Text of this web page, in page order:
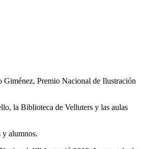
Giménez, Premio Nacional de Ilustración
la Biblioteca de Velluters y las aulas
y alumnos.